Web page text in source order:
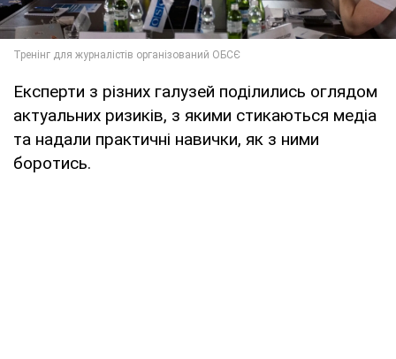
Експерти з різних галузей поділились оглядом
актуальних ризиків, з якими стикаються медіа
та надали практичні навички, як з ними
боротись.